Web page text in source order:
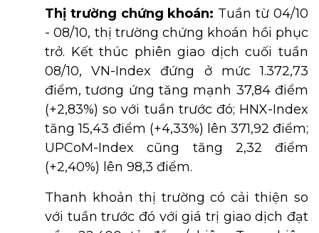
Thị trường chứng khoán: Tuần từ 04/10
- 08/10, thị trường chứng khoán hồi phục
trở. Kết thúc phiên giao dịch cuối tuần
08/10, VN-Index đứng ở mức 1.372,73
điểm, tương ứng tăng mạnh 37,84 điểm
(+2,83%) so với tuần trước đó; HNX-Index
tăng 15,43 điểm (+4,33%) lên 371,92 điểm;
UPCoM-Index cũng tăng 2,32 điểm
(+2,40%) lên 98,3 điểm.
Thanh khoản thị trường có cải thiện so
với tuần trước đó với giá trị giao dịch đạt